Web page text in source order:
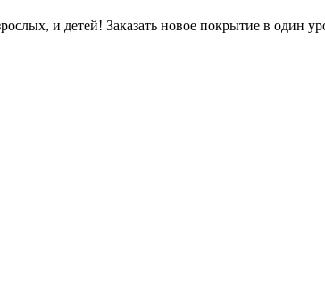
и детей! Заказать новое покрытие в один